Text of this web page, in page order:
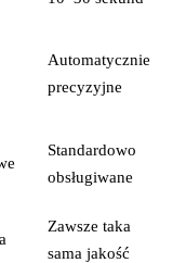
Automatycznie
precyzyjne
Standardowo
obsługiwane
Zawsze taka
sama jakość